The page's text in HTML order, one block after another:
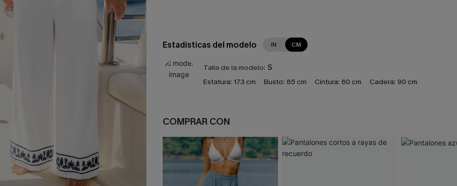
Estadísticas del modelo IN CM
Talla de la modelo: S
Estatura: 173 cm Busto: 85 cm Cintura: 60 cm Cadera: 90 cm
COMPRAR CON